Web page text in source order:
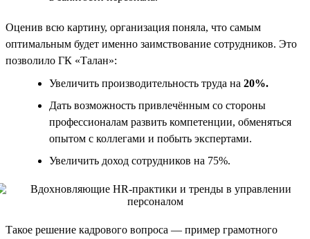
Оценив всю картину, организация поняла, что самым
оптимальным будет именно заимствование сотрудников. Это
позволило ГК «Талан»:
Увеличить производительность труда на 20%.
Дать возможность привлечённым со стороны
профессионалам развить компетенции, обменяться
опытом с коллегами и побыть экспертами.
Увеличить доход сотрудников на 75%.
Такое решение кадрового вопроса — пример грамотного